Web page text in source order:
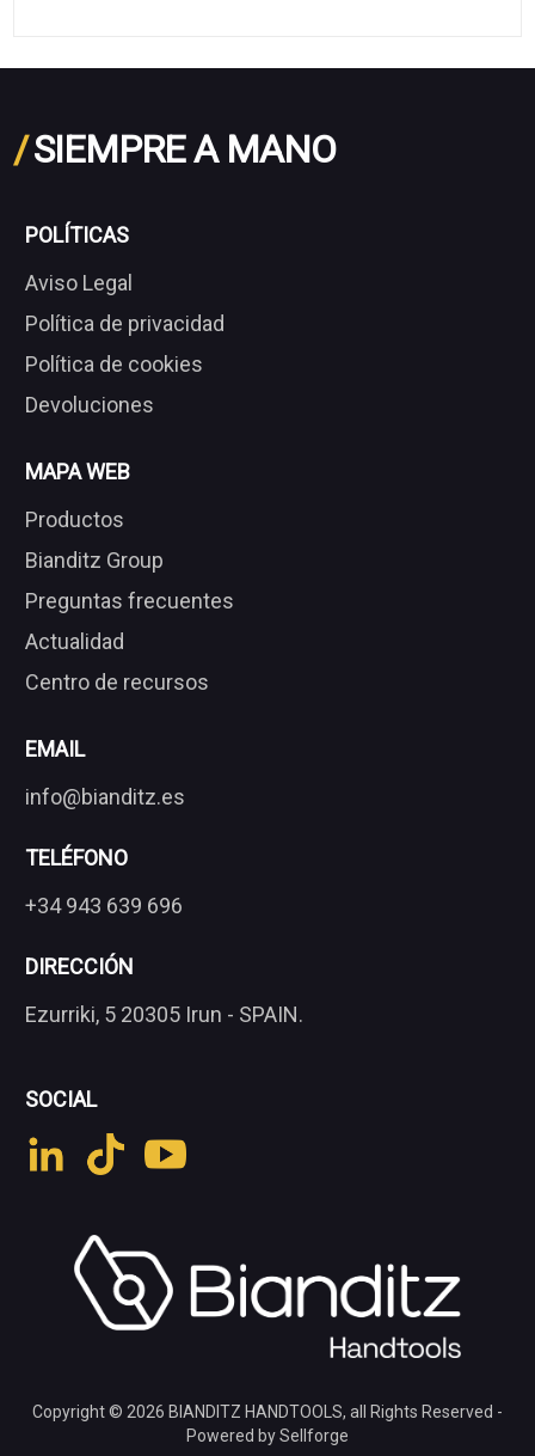
/SIEMPRE A MANO
POLÍTICAS
Aviso Legal
Política de privacidad
Política de cookies
Devoluciones
MAPA WEB
Productos
Bianditz Group
Preguntas frecuentes
Actualidad
Centro de recursos
EMAIL
info@bianditz.es
TELÉFONO
+34 943 639 696
DIRECCIÓN
Ezurriki, 5 20305 Irun - SPAIN.
SOCIAL
Copyright © 2026 BIANDITZ HANDTOOLS, all Rights Reserved -
Powered by Sellforge